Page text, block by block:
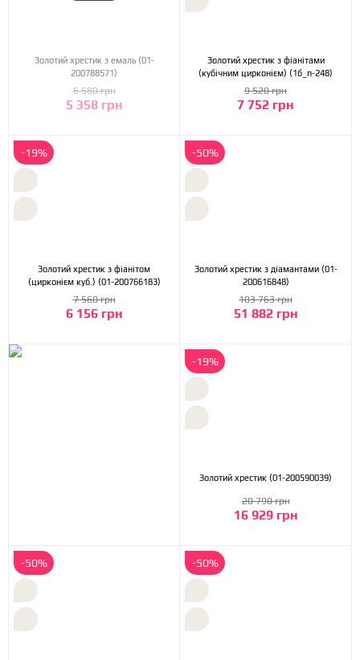
Золотий хрестик з емаль (01-
200788571)
5 358 грн
6 580 грн
Золотий хрестик з фіанітами
(кубічним цирконієм) (1б_п-248)
7 752 грн
9 520 грн
-19%
Золотий хрестик з фіанітом
(цирконієм куб.) (01-200766183)
6 156 грн
7 560 грн
-50%
Золотий хрестик з діамантами (01-
200616848)
51 882 грн
103 763 грн
-19%
Золотий хрестик (01-200590039)
16 929 грн
20 790 грн
-50% -50%